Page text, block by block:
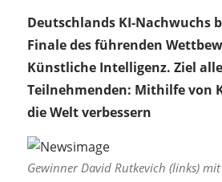
Deutschlands KI-Nachwuchs
Finale des führenden
Künstliche Intelligenz. Ziel
Teilnehmenden: Mithilfe von
die Welt verbessern
Gewinner David Rutkevich (links)